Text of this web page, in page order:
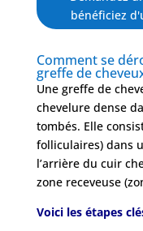
bénéficiez
Comment se
greffe de
Une greffe de
chevelure dense
tombés. Elle
folliculaires) dans
l’arrière du cuir
zone receveuse
Voici les étapes